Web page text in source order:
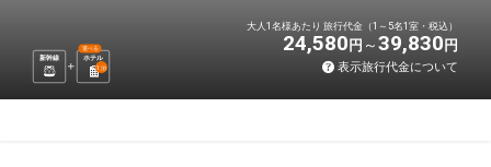
新幹線 ホテル
選べる
1 泊
大人1名様あたり 旅行代金（1～5名1室・税込）
24,580 円 39,830 円
表示旅行代金について